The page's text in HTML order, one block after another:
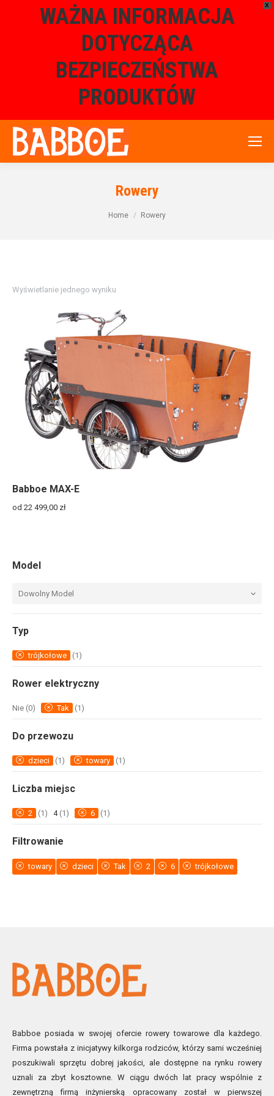
X
WAŻNA INFORMACJA
DOTYCZĄCA
BEZPIECZEŃSTWA
PRODUKTÓW
Rowery
Home Rowery
Wyświetlanie jednego wyniku
Babboe MAX-E
od 22 499,00 zł
Model
Dowolny Model
Typ
trójkołowe (1)
Rower elektryczny
Nie (0) Tak (1)
Do przewozu
dzieci (1) towary (1)
Liczba miejsc
2 (1) 4 (1) 6 (1)
Filtrowanie
towary dzieci Tak 2 6 trójkołowe
Babboe posiada w swojej ofercie rowery towarowe dla każdego.
Firma powstała z inicjatywy kilkorga rodziców, którzy sami wcześniej
poszukiwali sprzętu dobrej jakości, ale dostępne na rynku rowery
uznali za zbyt kosztowne. W ciągu dwóch lat pracy wspólnie z
zewnętrzną firmą inżynierską opracowany został w pierwszej